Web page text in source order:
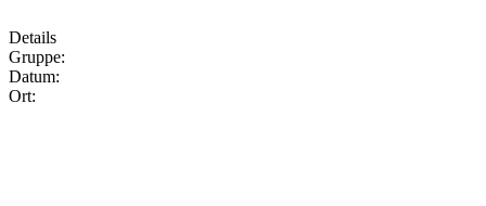
Details
Gruppe:
Datum:
Ort: